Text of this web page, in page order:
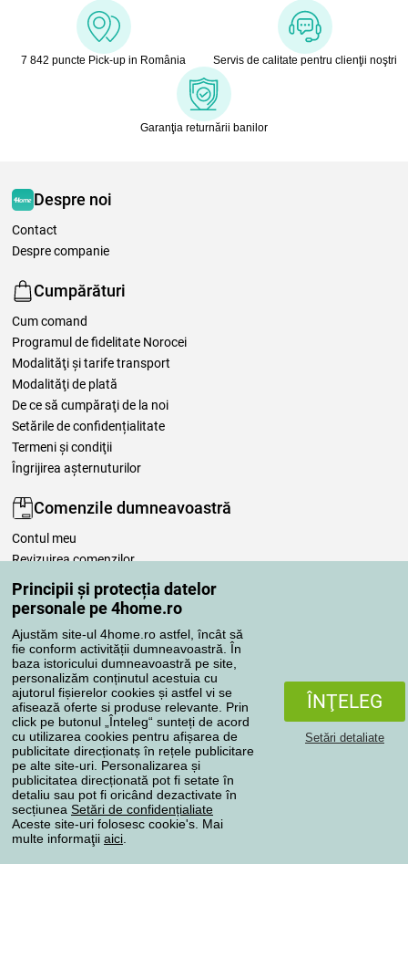
Principii și protecția datelor
personale pe 4home.ro
Ajustăm site-ul 4home.ro astfel, încât să
fie conform activității dumneavoastră. În
baza istoricului dumneavoastră pe site,
personalizăm conținutul acestuia cu
ajutorul fișierelor cookies și astfel vi se
afisează oferte si produse relevante. Prin
click pe butonul „Înteleg“ sunteți de acord
cu utilizarea cookies pentru afișarea de
publicitate direcționatș în rețele publicitare
pe alte site-uri. Personalizarea și
publicitatea direcționată pot fi setate în
detaliu sau pot fi oricând dezactivate în
secțiunea Setări de confidențialiate
Aceste site-uri folosesc cookie's. Mai
multe informaţii aici
ÎNŢELEG
Setări detaliate
7 842 puncte Pick-up in România Servis de calitate pentru clienţii noştri
Garanţia returnării banilor
Despre noi
Contact
Despre companie
Cumpărături
Cum comand
Programul de fidelitate Norocei
Modalităţi şi tarife transport
Modalităţi de plată
De ce să cumpăraţi de la noi
Setările de confidențialitate
Termeni şi condiţii
Îngrijirea așternuturilor
Comenzile dumneavoastră
Contul meu
Revizuirea comenzilor
Reclamaţii
Retragere de la contract
Regulile de procesare a recenziilor
Metode de transport
Metode de plată
Magazin de încredere